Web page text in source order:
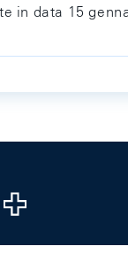
in data 15